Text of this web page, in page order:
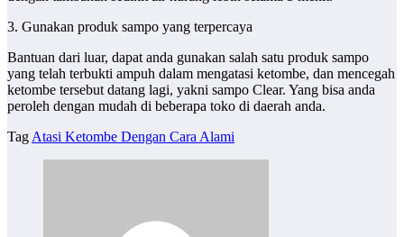
3. Gunakan produk sampo yang terpercaya
Bantuan dari luar, dapat anda gunakan salah satu produk sampo
yang telah terbukti ampuh dalam mengatasi ketombe, dan mencegah
ketombe tersebut datang lagi, yakni sampo Clear. Yang bisa anda
peroleh dengan mudah di beberapa toko di daerah anda.
Tag Atasi Ketombe Dengan Cara Alami